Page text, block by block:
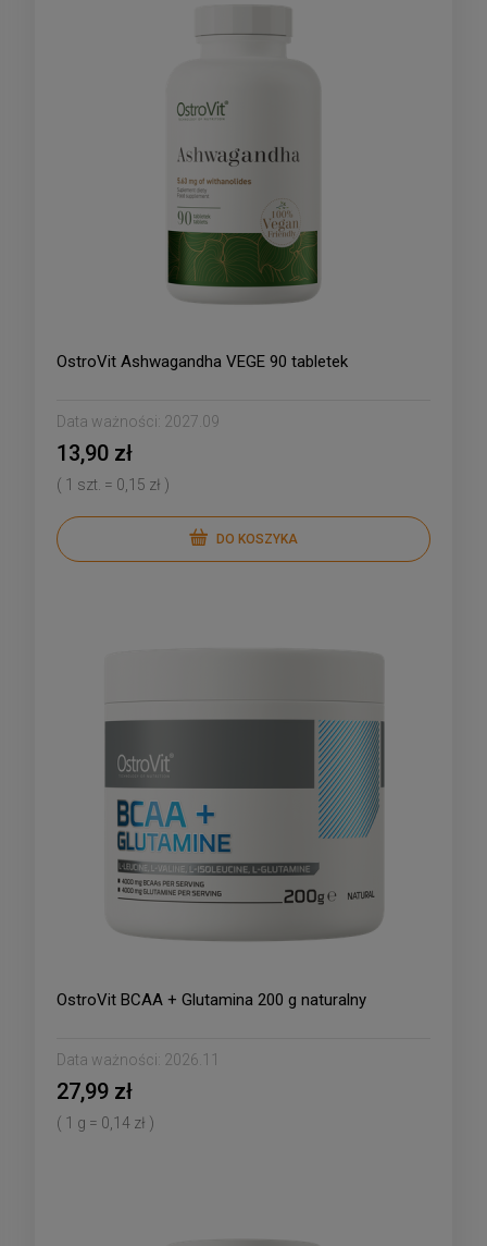
OstroVit Ashwagandha VEGE 90 tabletek
Data ważności: 2027.09
13,90 zł
( 1 szt. = 0,15 zł )
DO KOSZYKA
OstroVit BCAA + Glutamina 200 g naturalny
Data ważności: 2026.11
27,99 zł
( 1 g = 0,14 zł )